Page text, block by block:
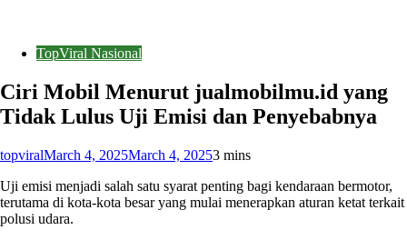
TopViral Nasional
Ciri Mobil Menurut jualmobilmu.id yang
Tidak Lulus Uji Emisi dan Penyebabnya
topviralMarch 4, 2025March 4, 20253 mins
Uji emisi menjadi salah satu syarat penting bagi kendaraan bermotor,
terutama di kota-kota besar yang mulai menerapkan aturan ketat terkait
polusi udara.